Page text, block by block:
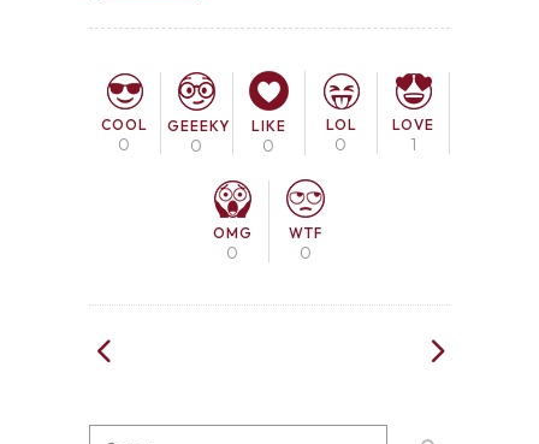
COOL
0
GEEEKY
0
LIKE
0
LOL
0
LOVE
1
OMG
0
WTF
0